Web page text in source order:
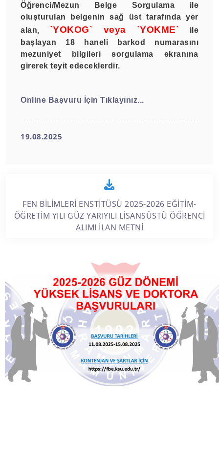
Öğrenci/Mezun Belge Sorgulama ile
oluşturulan belgenin sağ üst tarafında yer
alan, `YOKOG` veya `YOKME` ile
başlayan 18 haneli barkod numarasını
mezuniyet bilgileri sorgulama ekranına
girerek teyit edeceklerdir.
Online Başvuru İçin Tıklayınız...
19.08.2025
FEN BİLİMLERİ ENSTİTÜSÜ 2025-2026 EĞİTİM-
ÖĞRETİM YILI GÜZ YARIYILI LİSANSÜSTÜ ÖĞRENCİ
ALIMI İLAN METNİ